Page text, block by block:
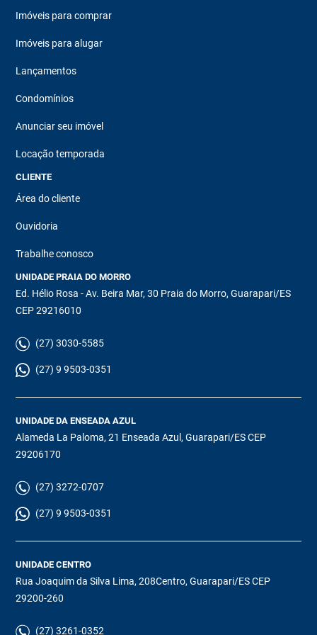
Imóveis para comprar
Imóveis para alugar
Lançamentos
Condomínios
Anunciar seu imóvel
Locação temporada
CLIENTE
Área do cliente
Ouvidoria
Trabalhe conosco
UNIDADE PRAIA DO MORRO
Ed. Hélio Rosa - Av. Beira Mar, 30 Praia do Morro, Guarapari/ES
CEP 29216010
(27) 3030-5585
(27) 9 9503-0351
UNIDADE DA ENSEADA AZUL
Alameda La Paloma, 21 Enseada Azul, Guarapari/ES CEP
29206170
(27) 3272-0707
(27) 9 9503-0351
UNIDADE CENTRO
Rua Joaquim da Silva Lima, 208Centro, Guarapari/ES CEP
29200-260
(27) 3261-0352